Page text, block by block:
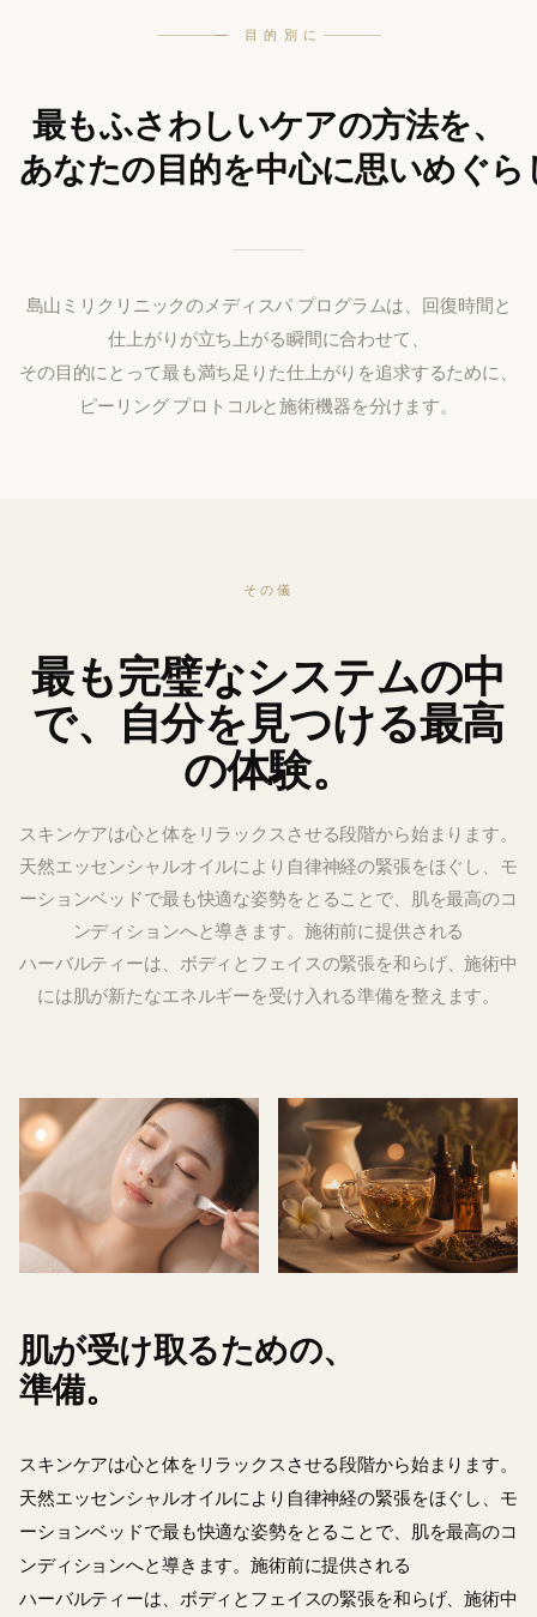
— 目的別に
最もふさわしいケアの方法を、
あなたの目的を中心に思いめぐら
島山ミリクリニックのメディスパ プログラムは、回復時間と
仕上がりが立ち上がる瞬間に合わせて、
その目的にとって最も満ち足りた仕上がりを追求するために、
ピーリング プロトコルと施術機器を分けます。
その儀
最も完璧なシステムの中
で、
自分を見つける最高
の体験。
スキンケアは心と体をリラックスさせる段階から始まります。
天然エッセンシャルオイルにより自律神経の緊張をほぐし、モ
ーションベッドで最も快適な姿勢をとることで、肌を最高のコ
ンディションへと導きます。施術前に提供される
ハーバルティーは、ボディとフェイスの緊張を和らげ、施術中
には肌が新たなエネルギーを受け入れる準備を整えます。
肌が受け取るための、
準備。
スキンケアは心と体をリラックスさせる段階から始まります。
天然エッセンシャルオイルにより自律神経の緊張をほぐし、モ
ーションベッドで最も快適な姿勢をとることで、肌を最高のコ
ンディションへと導きます。施術前に提供される
ハーバルティーは、ボディとフェイスの緊張を和らげ、施術中